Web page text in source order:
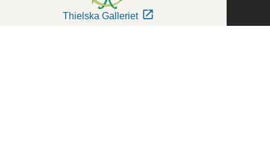
Thielska Galleriet